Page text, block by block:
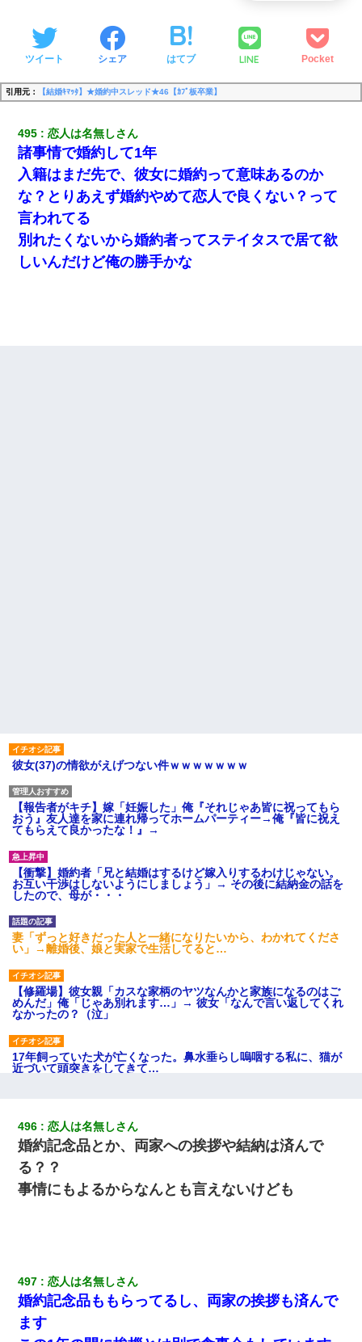
ツイート シェア はてブ LINE Pocket
引用元： 【結婚ｷﾏｯﾀ】★婚約中スレッド★46【ｶﾌﾟ板卒業】
495 恋人は名無しさん
諸事情で婚約して1年
入籍はまだ先で、彼女に婚約って意味あるのか
な？とりあえず婚約やめて恋人で良くない？って
言われてる
別れたくないから婚約者ってステイタスで居て欲
しいんだけど俺の勝手かな
彼女(37)の情欲がえげつない件ｗｗｗｗｗｗｗ
【報告者がキチ】嫁「妊娠した」俺『それじゃあ皆に祝ってもら
おう』友人達を家に連れ帰ってホームパーティー→俺『皆に祝え
てもらえて良かったな！』→
【衝撃】婚約者「兄と結婚はするけど嫁入りするわけじゃない。
お互い干渉はしないようにしましょう」→ その後に結納金の話を
したので、母が・・・
妻「ずっと好きだった人と一緒になりたいから、わかれてくださ
い」→離婚後、娘と実家で生活してると…
【修羅場】彼女親「カスな家柄のヤツなんかと家族になるのはご
めんだ」俺「じゃあ別れます…」→ 彼女「なんで言い返してくれ
なかったの？（泣」
17年飼っていた犬が亡くなった。鼻水垂らし嗚咽する私に、猫が
近づいて頭突きをしてきて…
妹が嘘つきな元カレと寄りを戻してしまったという話をしていた
ら、旦那の顔が曇って雰囲気が一転。そそくさと話を切り上げて
いつもより早く寝付いてしまった…｜生活｜ワロタあんてな
ｗｗｗｗｗｗｗ
義兄嫁が義実家で「コロナ陽性だったからこのまま療養させて下
さい」と言い出してド修羅場になった
496 恋人は名無しさん
婚約記念品とか、両家への挨拶や結納は済んで
る？？
事情にもよるからなんとも言えないけども
497 恋人は名無しさん
婚約記念品ももらってるし、両家の挨拶も済んで
ます